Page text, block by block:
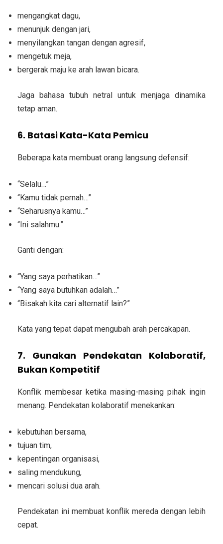
mengangkat dagu,
menunjuk dengan jari,
menyilangkan tangan dengan agresif,
mengetuk meja,
bergerak maju ke arah lawan bicara.
Jaga bahasa tubuh netral untuk menjaga dinamika
tetap aman.
6. Batasi Kata-Kata Pemicu
Beberapa kata membuat orang langsung defensif:
“Selalu…”
“Kamu tidak pernah…”
“Seharusnya kamu…”
“Ini salahmu.”
Ganti dengan:
“Yang saya perhatikan…”
“Yang saya butuhkan adalah…”
“Bisakah kita cari alternatif lain?”
Kata yang tepat dapat mengubah arah percakapan.
7. Gunakan Pendekatan Kolaboratif,
Bukan Kompetitif
Konflik membesar ketika masing-masing pihak ingin
menang. Pendekatan kolaboratif menekankan:
kebutuhan bersama,
tujuan tim,
kepentingan organisasi,
saling mendukung,
mencari solusi dua arah.
Pendekatan ini membuat konflik mereda dengan lebih
cepat.